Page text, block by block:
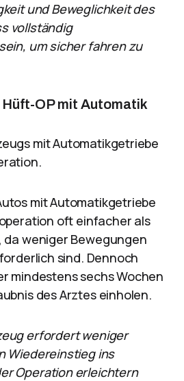
und Beweglichkeit des
vollständig
um sicher fahren zu
OP mit Automatik
mit Automatikgetriebe
mit Automatikgetriebe
oft einfacher als
weniger Bewegungen
sind. Dennoch
mindestens sechs Wochen
des Arztes einholen.
erfordert weniger
Wiedereinstieg ins
Operation erleichtern